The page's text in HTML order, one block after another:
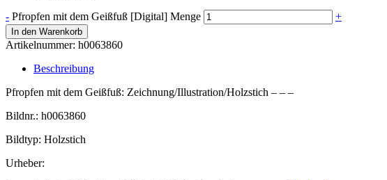
- Pfropfen mit dem Geißfuß [Digital] Menge +
In den Warenkorb
Artikelnummer: h0063860
Beschreibung
Pfropfen mit dem Geißfuß: Zeichnung/Illustration/Holzstich – – –
Bildnr.: h0063860
Bildtyp: Holzstich
Urheber: